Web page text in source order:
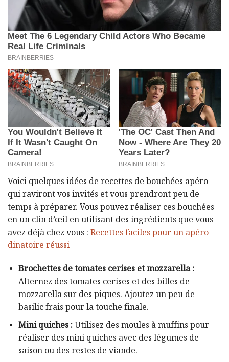
Voici quelques idées de recettes de bouchées apéro
qui raviront vos invités et vous prendront peu de
temps à préparer. Vous pouvez réaliser ces bouchées
en un clin d’œil en utilisant des ingrédients que vous
avez déjà chez vous : Recettes faciles pour un apéro
dinatoire réussi
Brochettes de tomates cerises et mozzarella :
Alternez des tomates cerises et des billes de
mozzarella sur des piques. Ajoutez un peu de
basilic frais pour la touche finale.
Mini quiches :Utilisez des moules à muffins pour
réaliser des mini quiches avec des légumes de
saison ou des restes de viande.